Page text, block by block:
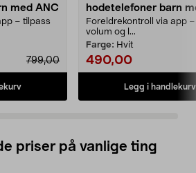
med ANC
– tilpass
799,00
hodetelefoner barn
Foreldrekontroll via app
volum og l...
Farge: Hvit
490,00
Legg i handlekurv
priser på vanlige ting